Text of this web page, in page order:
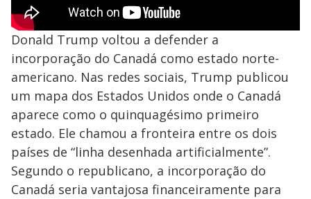
Donald Trump voltou a defender a
incorporação do Canadá como estado norte-
americano. Nas redes sociais, Trump publicou
um mapa dos Estados Unidos onde o Canadá
aparece como o quinquagésimo primeiro
estado. Ele chamou a fronteira entre os dois
países de “linha desenhada artificialmente”.
Segundo o republicano, a incorporação do
Canadá seria vantajosa financeiramente para